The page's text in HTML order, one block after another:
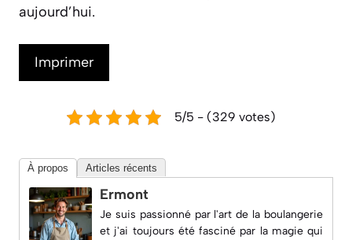
aujourd’hui.
Imprimer
5/5 - (329 votes)
À propos Articles récents
Ermont
Je suis passionné par l'art de la boulangerie
et j'ai toujours été fasciné par la magie qui